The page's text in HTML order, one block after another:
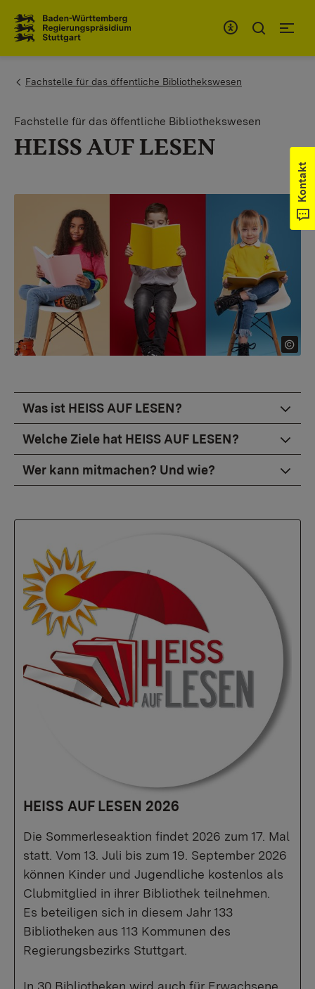
You are here:
Fachstelle für das öffentliche Bibliothekswesen
Fachstelle für das öffentliche Bibliothekswesen
HEISS AUF LESEN
Was ist HEISS AUF LESEN?
Welche Ziele hat HEISS AUF LESEN?
Wer kann mitmachen? Und wie?
HEISS AUF LESEN 2026
Die Sommerleseaktion findet 2026 zum 17. Mal
statt. Vom 13. Juli bis zum 19. September 2026
können Kinder und Jugendliche kostenlos als
Clubmitglied in ihrer Bibliothek teilnehmen.
Es beteiligen sich in diesem Jahr 133
Bibliotheken aus 113 Kommunen des
Regierungsbezirks Stuttgart.
In 30 Bibliotheken wird auch für Erwachsene
Kontakt